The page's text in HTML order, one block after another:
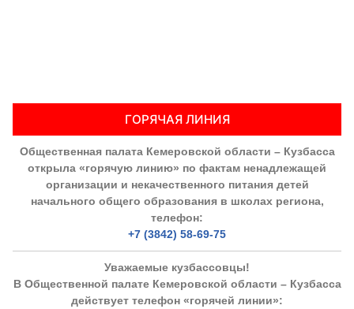
ГОРЯЧАЯ ЛИНИЯ
Общественная палата Кемеровской области – Кузбасса
открыла «горячую линию» по фактам ненадлежащей
организации и некачественного питания детей
начального общего образования в школах региона,
телефон:
+7 (3842) 58-69-75
Уважаемые кузбассовцы!
В Общественной палате Кемеровской области – Кузбасса
действует телефон «горячей линии»: